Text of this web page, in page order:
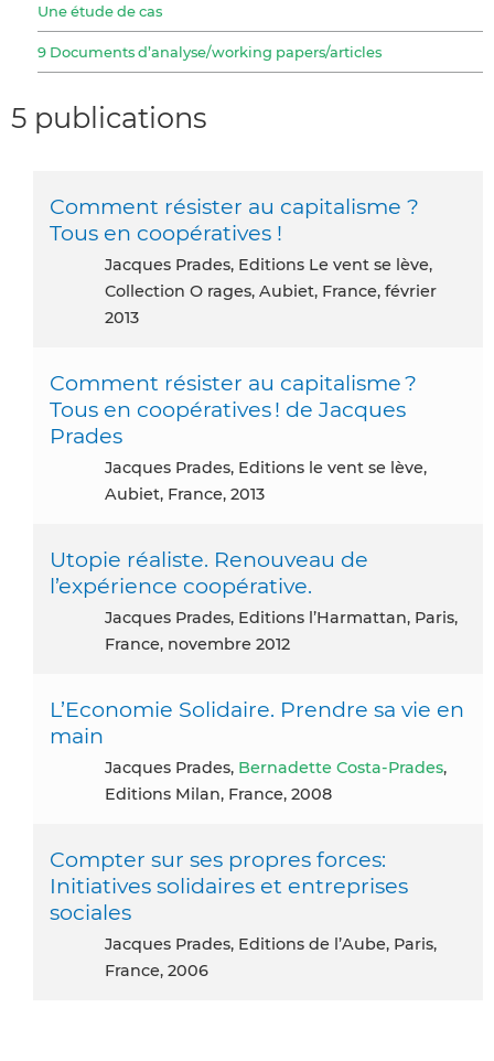
Une étude de cas
9 Documents d’analyse/working papers/articles
5 publications
Comment résister au capitalisme ?
Tous en coopératives !
Jacques Prades, Editions Le vent se lève,
Collection O rages, Aubiet, France, février
2013
Comment résister au capitalisme ?
Tous en coopératives ! de Jacques
Prades
Jacques Prades, Editions le vent se lève,
Aubiet, France, 2013
Utopie réaliste. Renouveau de
l’expérience coopérative.
Jacques Prades, Editions l’Harmattan, Paris,
France, novembre 2012
L’Economie Solidaire. Prendre sa vie en
main
Jacques Prades, Bernadette Costa-Prades,
Editions Milan, France, 2008
Compter sur ses propres forces:
Initiatives solidaires et entreprises
sociales
Jacques Prades, Editions de l’Aube, Paris,
France, 2006